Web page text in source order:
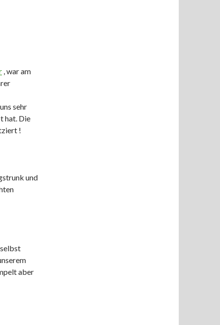
, war am
sehr
hat. Die
!
und
aber